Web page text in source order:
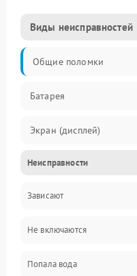
Виды неисправностей
Общие поломки
Батарея
Экран (дисплей)
Электропитание
Датчики
Связь
Дисплей
Неисправности
Зависают
Не включаются
Попала вода